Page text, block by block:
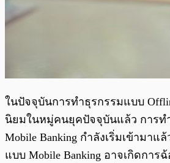
ในปัจจุบันการทำธุรกรรมแบบ
นิยมในหมู่คนยุคปัจจุบันแล้ว การท
Mobile Banking กำลังเริ่มเข้ามาแ
แบบ Mobile Banking อาจเกิดการ